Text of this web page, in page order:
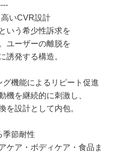
高いCVR設計
いう希少性訴求を
ユーザーの離脱を
誘発する構造。
グ機能によるリピート促進
機を継続的に刺激し、
を設計として内包。
季節耐性
ケア・ボディケア・食品ま